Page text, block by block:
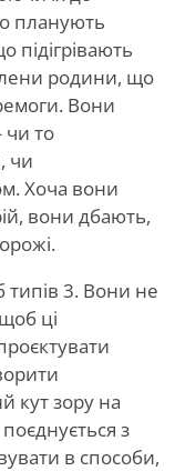
планують
підігрівають
родини, що
Вони
чи то
чи
Хоча вони
вони дбають,
типів 3. Вони не
ці
кут зору на
з
в способи,